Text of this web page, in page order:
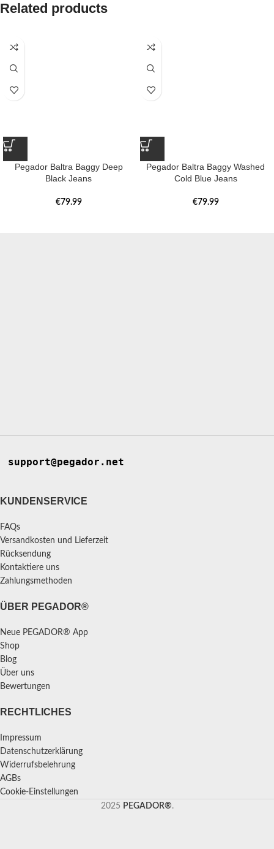
Related products
Pegador Baltra Baggy Deep
Black Jeans
€79.99
Pegador Baltra Baggy Washed
Cold Blue Jeans
€79.99
support@pegador.net
KUNDENSERVICE
FAQs
Versandkosten und Lieferzeit
Rücksendung
Kontaktiere uns
Zahlungsmethoden
ÜBER PEGADOR®
Neue PEGADOR® App
Shop
Blog
Über uns
Bewertungen
RECHTLICHES
Impressum
Datenschutzerklärung
Widerrufsbelehrung
AGBs
Cookie-Einstellungen
2025 PEGADOR®.